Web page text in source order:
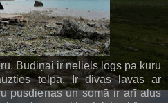
Būdiņai ir neliels logs pa kuru
telpā. Ir divas lāvas ar
pusdienas un somā ir arī alus